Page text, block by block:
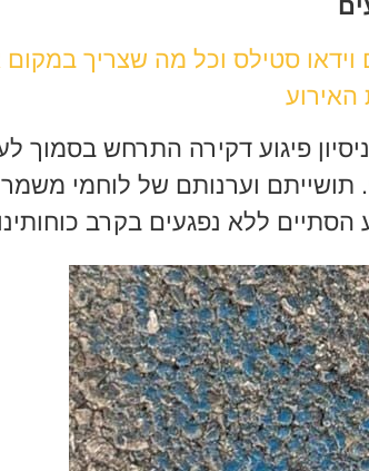
וידאו סטילס וכל מה שצריך
האירוע
פיגוע דקירה התרחש בסמוך
וערנותם של לוחמי משמר
ללא נפגעים בקרב